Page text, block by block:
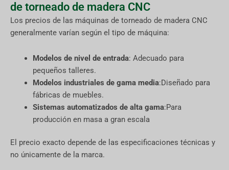
de torneado de madera CNC
Los precios de las máquinas de torneado de madera CNC
generalmente varían según el tipo de máquina:
Modelos de nivel de entrada: Adecuado para
pequeños talleres.
Modelos industriales de gama media:Diseñado para
fábricas de muebles.
Sistemas automatizados de alta gama:Para
producción en masa a gran escala
El precio exacto depende de las especificaciones técnicas y
no únicamente de la marca.